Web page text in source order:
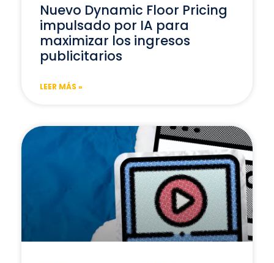
Nuevo Dynamic Floor Pricing
impulsado por IA para
maximizar los ingresos
publicitarios
LEER MÁS »